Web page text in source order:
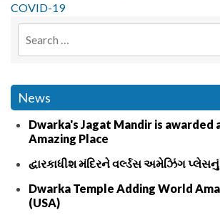
COVID-19
News
Dwarka's Jagat Mandir is awarded
Amazing Place
દ્વારકાધીશ મંદિરને વર્લ્ડસ અમેઝિંગ
Dwarka Temple Adding World
(USA)